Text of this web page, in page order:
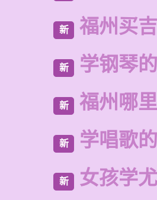
新 福州买
新 学钢琴
新 福州哪
新 学唱歌
新 女孩学